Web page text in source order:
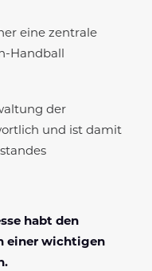
eine zentrale
Handball
der
und ist damit
habt den
einer wichtigen